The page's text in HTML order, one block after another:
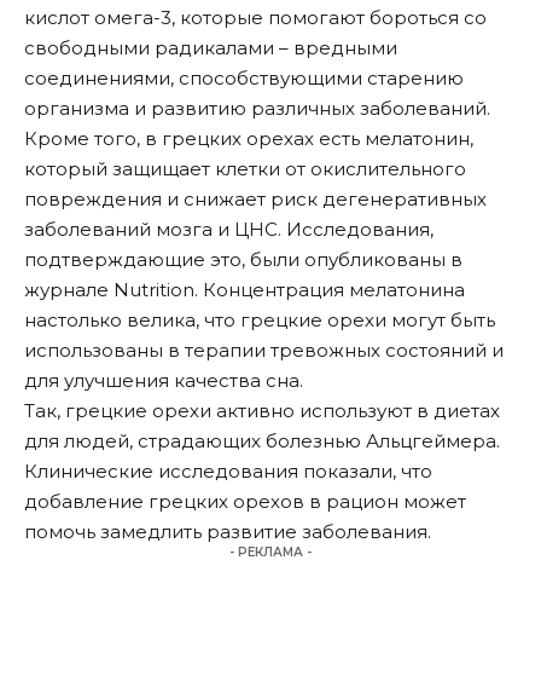
кислот омега-3, которые помогают бороться со
свободными радикалами – вредными
соединениями, способствующими старению
организма и развитию различных заболеваний.
Кроме того, в грецких орехах есть мелатонин,
который защищает клетки от окислительного
повреждения и снижает риск дегенеративных
заболеваний мозга и ЦНС. Исследования,
подтверждающие это, были опубликованы в
журнале Nutrition. Концентрация мелатонина
настолько велика, что грецкие орехи могут быть
использованы в терапии тревожных состояний и
для улучшения качества сна.
Так, грецкие орехи активно используют в диетах
для людей, страдающих болезнью Альцгеймера.
Клинические исследования показали, что
добавление грецких орехов в рацион может
помочь замедлить развитие заболевания.
- РЕКЛАМА -